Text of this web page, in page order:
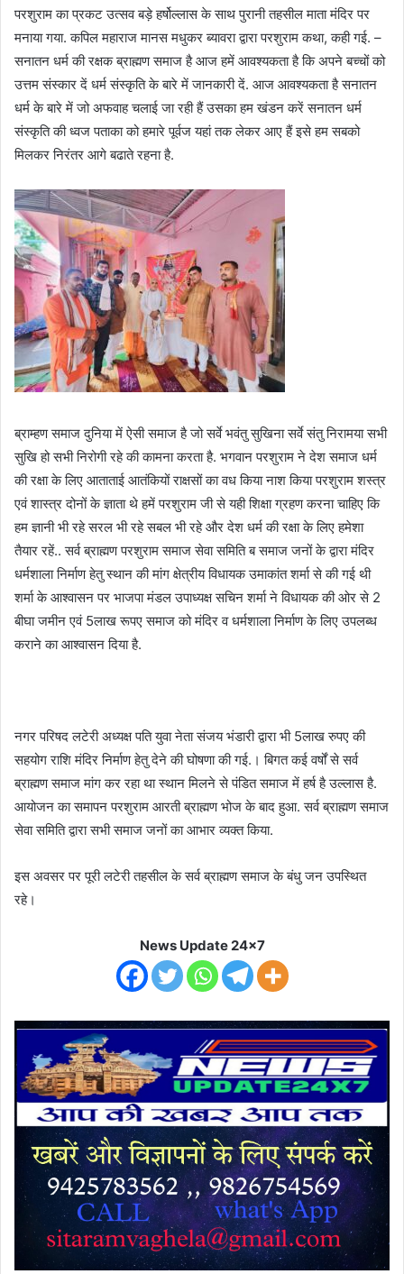
परशुराम का प्रकट उत्सव बड़े हर्षोल्लास के साथ पुरानी तहसील माता मंदिर पर
मनाया गया. कपिल महाराज मानस मधुकर ब्यावरा द्वारा परशुराम कथा, कही गई. –
सनातन धर्म की रक्षक ब्राह्मण समाज है आज हमें आवश्यकता है कि अपने बच्चों को
उत्तम संस्कार दें धर्म संस्कृति के बारे में जानकारी दें. आज आवश्यकता है सनातन
धर्म के बारे में जो अफवाह चलाई जा रही हैं उसका हम खंडन करें सनातन धर्म
संस्कृति की ध्वज पताका को हमारे पूर्वज यहां तक लेकर आए हैं इसे हम सबको
मिलकर निरंतर आगे बढाते रहना है.
ब्राम्हण समाज दुनिया में ऐसी समाज है जो सर्वे भवंतु सुखिना सर्वे संतु निरामया सभी
सुखि हो सभी निरोगी रहे की कामना करता है. भगवान परशुराम ने देश समाज धर्म
की रक्षा के लिए आताताई आतंकियों राक्षसों का वध किया नाश किया परशुराम शस्त्र
एवं शास्त्र दोनों के ज्ञाता थे हमें परशुराम जी से यही शिक्षा ग्रहण करना चाहिए कि
हम ज्ञानी भी रहे सरल भी रहे सबल भी रहे और देश धर्म की रक्षा के लिए हमेशा
तैयार रहें.. सर्व ब्राह्मण परशुराम समाज सेवा समिति ब समाज जनों के द्वारा मंदिर
धर्मशाला निर्माण हेतु स्थान की मांग क्षेत्रीय विधायक उमाकांत शर्मा से की गई थी
शर्मा के आश्वासन पर भाजपा मंडल उपाध्यक्ष सचिन शर्मा ने विधायक की ओर से 2
बीघा जमीन एवं 5लाख रूपए समाज को मंदिर व धर्मशाला निर्माण के लिए उपलब्ध
कराने का आश्वासन दिया है.
नगर परिषद लटेरी अध्यक्ष पति युवा नेता संजय भंडारी द्वारा भी 5लाख रुपए की
सहयोग राशि मंदिर निर्माण हेतु देने की घोषणा की गई.। बिगत कई वर्षों से सर्व
ब्राह्मण समाज मांग कर रहा था स्थान मिलने से पंडित समाज में हर्ष है उल्लास है.
आयोजन का समापन परशुराम आरती ब्राह्मण भोज के बाद हुआ. सर्व ब्राह्मण समाज
सेवा समिति द्वारा सभी समाज जनों का आभार व्यक्त किया.
इस अवसर पर पूरी लटेरी तहसील के सर्व ब्राह्मण समाज के बंधु जन उपस्थित
रहे।
News Update 24x7